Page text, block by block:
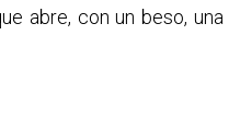
abre, con un beso, una